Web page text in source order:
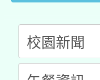
月28日止